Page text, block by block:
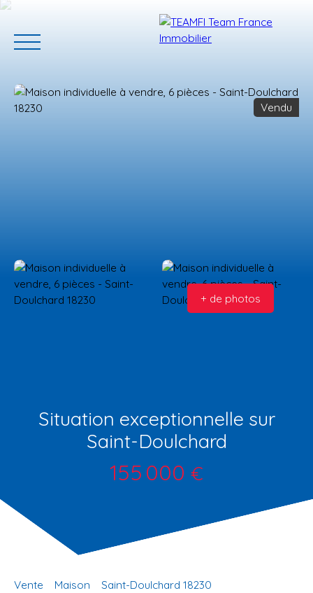
Estimation
Vendu
+ de photos
Situation exceptionnelle sur
Saint-Doulchard
155 000 €
Vente Maison
Saint-Doulchard 18230